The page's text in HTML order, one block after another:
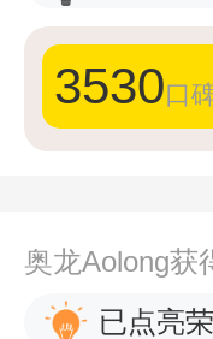
3530口
奥龙Aolong获
已点亮